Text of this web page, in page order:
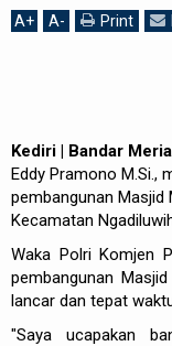
A+ A- Print
Kediri | Bandar
Eddy Pramono M.Si.,
pembangunan Masjid
Kecamatan
Waka Polri Komjen
pembangunan
lancar dan tepat
"Saya ucapakan